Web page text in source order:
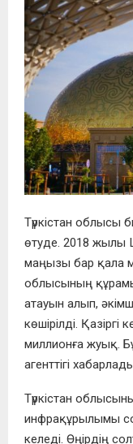
Түркістан
өтуде. 2018 жылы
маңызы бар қала
облысының
атауын алып,
көшірілді.
миллионға жуық.
агенттігі
Түркістан
инфрақұрылымы
келеді. Өңірдің